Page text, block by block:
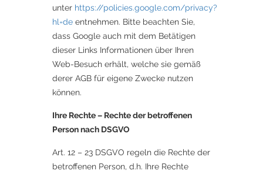
unter https://policies.google.com/privacy?
hl=de entnehmen. Bitte beachten Sie,
dass Google auch mit dem Betätigen
dieser Links Informationen über Ihren
Web-Besuch erhält, welche sie gemäß
derer AGB für eigene Zwecke nutzen
können.
Ihre Rechte – Rechte der betroffenen
Person nach DSGVO
Art. 12 – 23 DSGVO regeln die Rechte der
betroffenen Person, d.h. Ihre Rechte